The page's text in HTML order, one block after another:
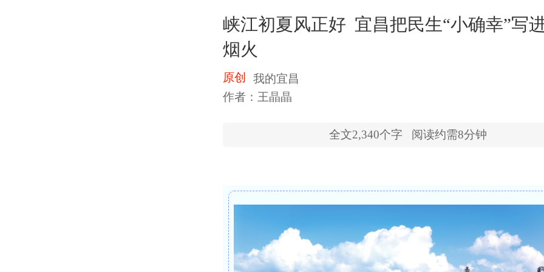
峡江初夏风正好  宜昌把民生“小确幸”写
烟火
原创
我的宜昌
作者：王晶晶
全文2,340个字 阅读约需8分钟